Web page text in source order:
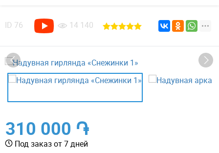
ID 76 14 140
310 000 ֏
Под заказ от 7 дней